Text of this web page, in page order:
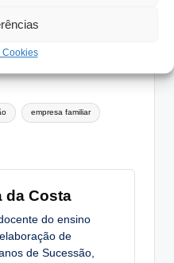
Cookies
periódica?
empresa familiar
da Costa
do ensino
de
de Sucessão,